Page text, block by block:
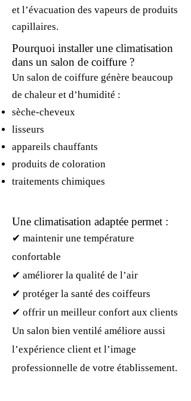
et l’évacuation des vapeurs de produits
capillaires.
Pourquoi installer une climatisation
dans un salon de coiffure ?
Un salon de coiffure génère beaucoup
de chaleur et d’humidité :
sèche-cheveux
lisseurs
appareils chauffants
produits de coloration
traitements chimiques
Une climatisation adaptée permet :
✔ maintenir une température
confortable
✔ améliorer la qualité de l’air
✔ protéger la santé des coiffeurs
✔ offrir un meilleur confort aux clients
Un salon bien ventilé améliore aussi
l’expérience client et l’image
professionnelle de votre établissement.